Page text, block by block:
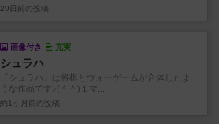
29日前 の投稿
画像付き 充実
シュラハ
『シュラハ』は将棋とウォーゲームが合体したよ
うな作品です♪(＾＾)１マ...
約1ヶ月前 の投稿